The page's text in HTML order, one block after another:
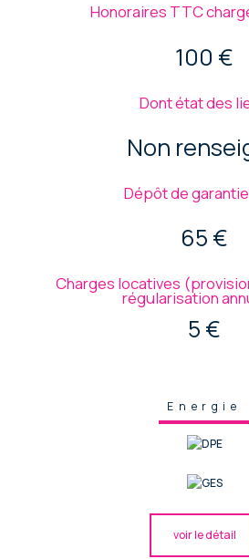
Honoraires TTC
100 €
Dont état des
Non
Dépôt de
65 €
Charges locatives
régularisation
5 €
Energie
voir le détail